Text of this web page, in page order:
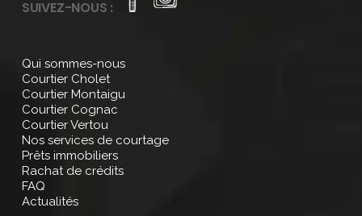
SUIVEZ-NOUS :
Qui sommes-nous
Courtier Cholet
Courtier Montaigu
Courtier Cognac
Courtier Vertou
Nos services de courtage
Prêts immobiliers
Rachat de crédits
FAQ
Actualités